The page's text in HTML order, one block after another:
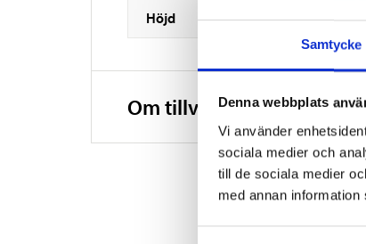
Samtycke
Denna webbplats
Vi använder
sociala medier och
till de sociala medier
med annan
Höjd
Om tillverkaren